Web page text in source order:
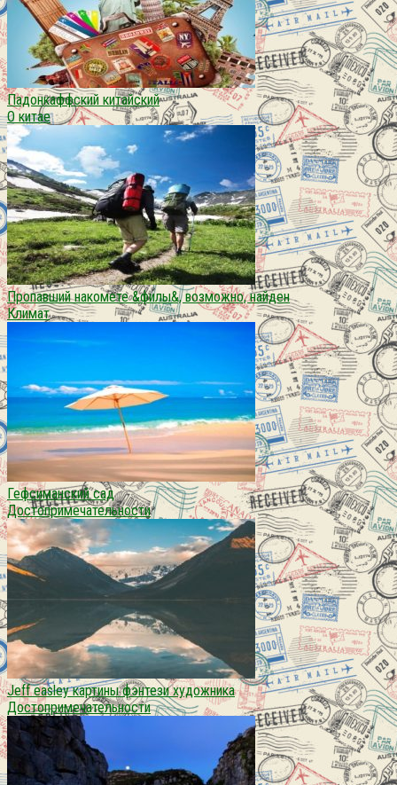
Падонкаффский китайский
О китае
Пропавший накомете &филы&, возможно, найден
Климат
Гефсиманский сад
Достопримечательности
Jeff easley картины фэнтези художника
Достопримечательности